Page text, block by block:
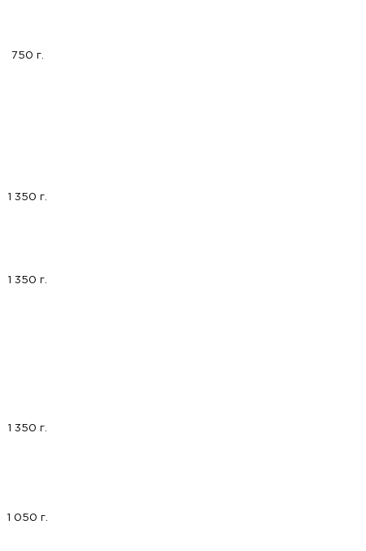
750 г.
1 350 г.
1 350 г.
1 350 г.
1 050 г.